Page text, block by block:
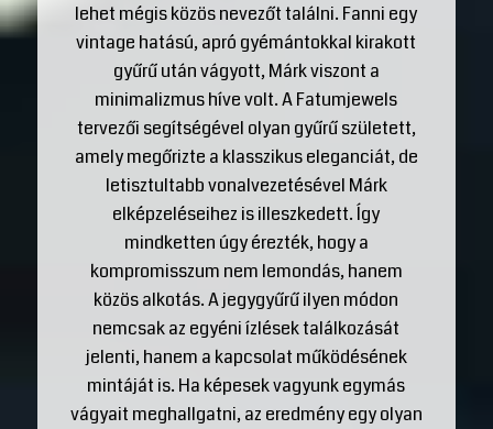
lehet mégis közös nevezőt találni. Fanni egy
vintage hatású, apró gyémántokkal kirakott
gyűrű után vágyott, Márk viszont a
minimalizmus híve volt. A Fatumjewels
tervezői segítségével olyan gyűrű született,
amely megőrizte a klasszikus eleganciát, de
letisztultabb vonalvezetésével Márk
elképzeléseihez is illeszkedett. Így
mindketten úgy érezték, hogy a
kompromisszum nem lemondás, hanem
közös alkotás. A jegygyűrű ilyen módon
nemcsak az egyéni ízlések találkozását
jelenti, hanem a kapcsolat működésének
mintáját is. Ha képesek vagyunk egymás
vágyait meghallgatni, az eredmény egy olyan